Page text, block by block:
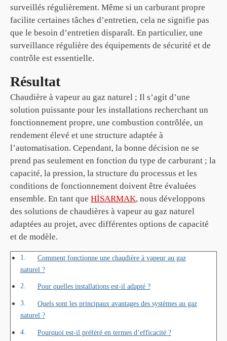
surveillés régulièrement. Même si un carburant propre
facilite certaines tâches d’entretien, cela ne signifie pas
que le besoin d’entretien disparaît. En particulier, une
surveillance régulière des équipements de sécurité et de
contrôle est essentielle.
Résultat
Chaudière à vapeur au gaz naturel ; Il s’agit d’une
solution puissante pour les installations recherchant un
fonctionnement propre, une combustion contrôlée, un
rendement élevé et une structure adaptée à
l’automatisation. Cependant, la bonne décision ne se
prend pas seulement en fonction du type de carburant ; la
capacité, la pression, la structure du processus et les
conditions de fonctionnement doivent être évaluées
ensemble. En tant que HİSARMAK, nous développons
des solutions de chaudières à vapeur au gaz naturel
adaptées au projet, avec différentes options de capacité
et de modèle.
Comment fonctionne une chaudière à vapeur au gaz
naturel ?
Pour quelles installations est-il adapté ?
Quels sont les principaux avantages des systèmes au gaz
naturel ?
Pourquoi est-il préféré en termes d’efficacité ?